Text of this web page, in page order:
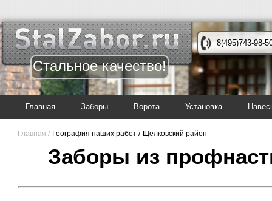
Стальное качество!
8(495)743-98-
Главная Заборы Ворота Установка
Главная / География наших работ / Щелковский район
Заборы из